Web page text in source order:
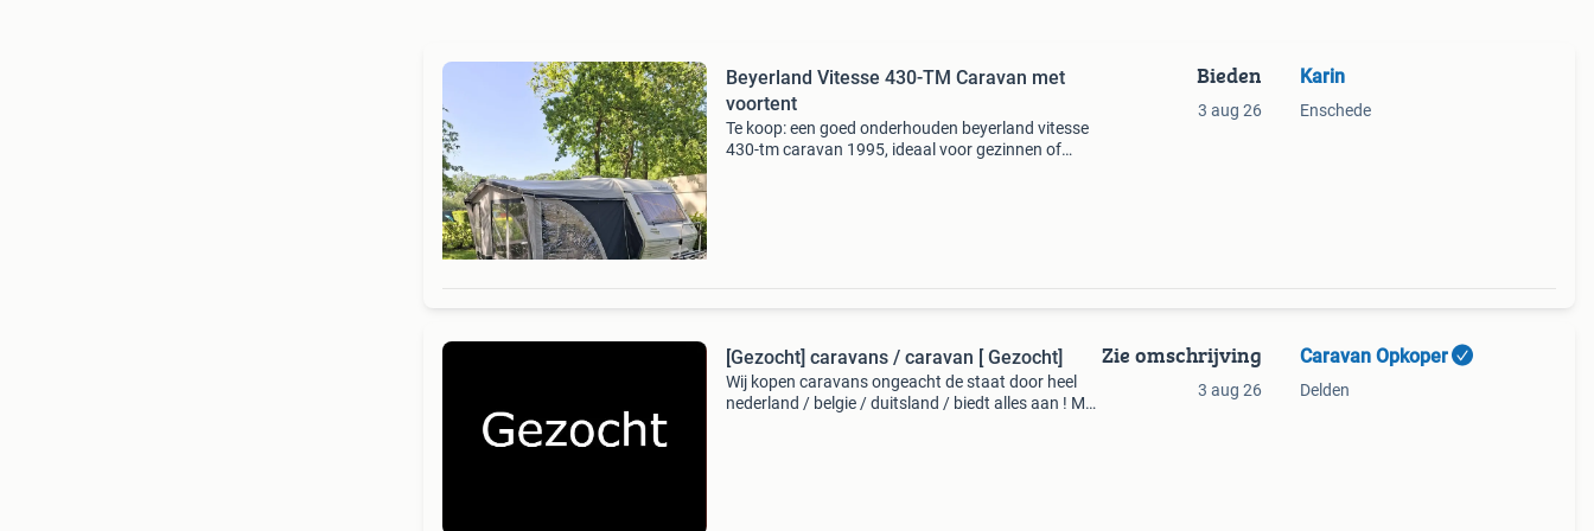
Beyerland Vitesse 430-TM Caravan met
voortent
Te koop: een goed onderhouden beyerland vitesse
430-tm caravan 1995, ideaal voor gezinnen of
Bieden
3 aug 26
Karin
Enschede
[Gezocht] caravans / caravan [ Gezocht]
Wij kopen caravans ongeacht de staat door heel
nederland / belgie / duitsland / biedt alles aan ! Met
Zie omschrijving
3 aug 26
Caravan Opkoper
Delden